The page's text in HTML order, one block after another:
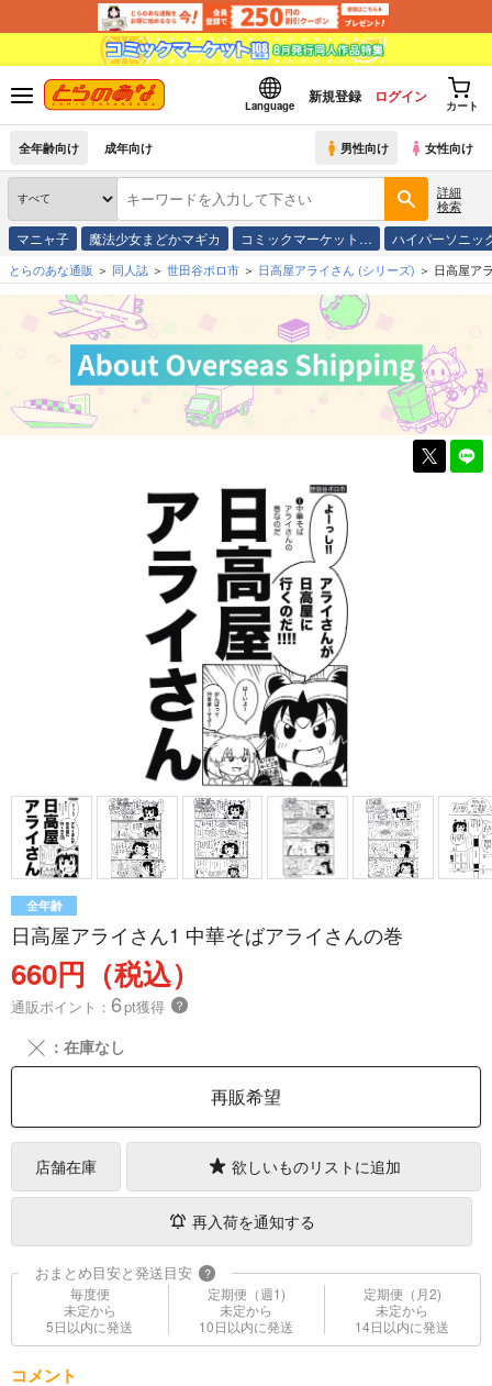
Language
新規登録 ログイン
カート
全年齢向け 成年向け 男性向け 女性向け
詳細
検索
マニャ子 魔法少女まどかマギカ コミックマーケット… ハイパーソニ
とらのあな通販 同人誌 世田谷ボロ市 日高屋アライさん (シリーズ) 日高屋ア
全年齢
日高屋アライさん1 中華そばアライさんの巻
660円（税込）
通販ポイント： 6pt獲得 ？
╳ ：在庫なし
再販希望
店舗在庫 欲しいものリストに追加
再入荷を通知する
おまとめ目安と発送目安 ?
毎度便
未定から
5日以内に発送
定期便（週1)
未定から
10日以内に発送
定期便（月2)
未定から
14日以内に発送
コメント